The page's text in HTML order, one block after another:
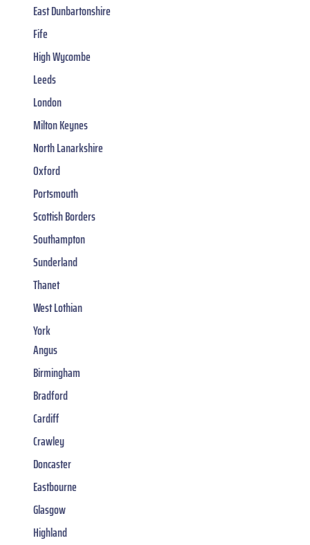
East Dunbartonshire
Fife
High Wycombe
Leeds
London
Milton Keynes
North Lanarkshire
Oxford
Portsmouth
Scottish Borders
Southampton
Sunderland
Thanet
West Lothian
York
Angus
Birmingham
Bradford
Cardiff
Crawley
Doncaster
Eastbourne
Glasgow
Highland